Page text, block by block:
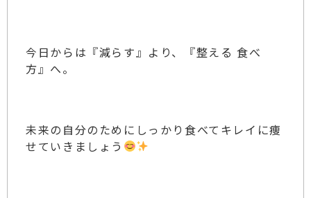
今日からは『減らす』より、『整える 食べ
方』へ。
未来の自分のためにしっかり食べてキレイに痩
せていきましょう